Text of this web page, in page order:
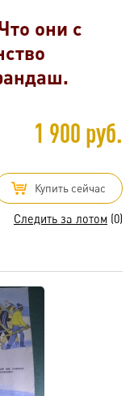
они с
1 900 руб.
Купить сейчас
Следить за лотом (0)